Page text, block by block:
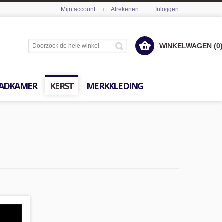
Mijn account Afrekenen Inloggen
WINKELWAGEN (0)
KERST MERKKLEDING